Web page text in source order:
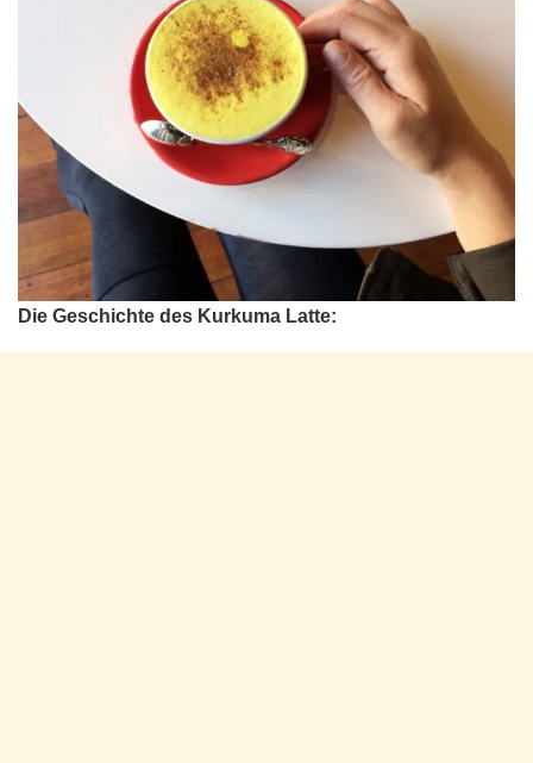
Die Geschichte des Kurkuma Latte: